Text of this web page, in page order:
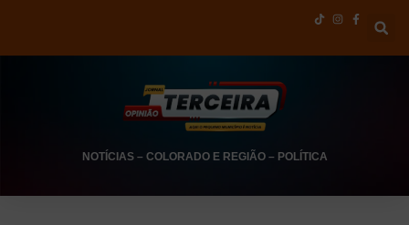
NOTÍCIAS– COLORADO E REGIÃO– POLÍTICA